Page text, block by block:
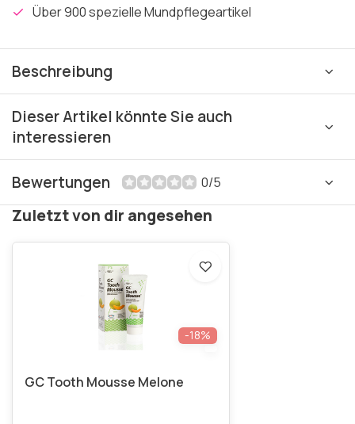
Über 900 spezielle Mundpflegeartikel
Beschreibung
Dieser Artikel könnte Sie auch
interessieren
Bewertungen 0/5
Zuletzt von dir angesehen
-18%
GC Tooth Mousse Melone